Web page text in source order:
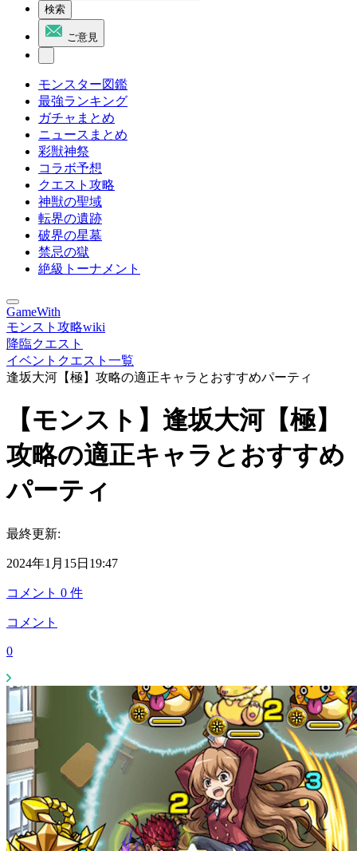
検索
ご意見
モンスター図鑑
最強ランキング
ガチャまとめ
ニュースまとめ
彩獣神祭
コラボ予想
クエスト攻略
神獣の聖域
転界の遺跡
破界の星墓
禁忌の獄
絶級トーナメント
GameWith
モンスト攻略wiki
降臨クエスト
イベントクエスト一覧
逢坂大河【極】攻略の適正キャラとおすすめパーティ
【モンスト】逢坂大河【極】
攻略の適正キャラとおすすめ
パーティ
最終更新:
2024年1月15日19:47
コメント 0 件
コメント
0